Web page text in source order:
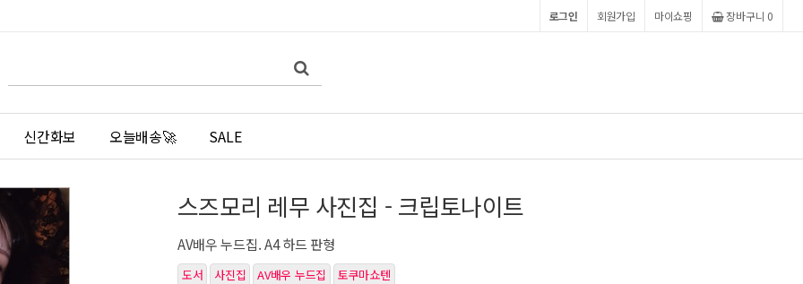
장바구니 0
마이쇼핑
회원가입
로그인
몰
어
색
신간화보 오늘배송🚀 SALE
스즈모리 레무 사진집 - 크립토나이트
AV배우 누드집. A4 하드 판형
도서 사진집 AV배우 누드집 토쿠마쇼텐